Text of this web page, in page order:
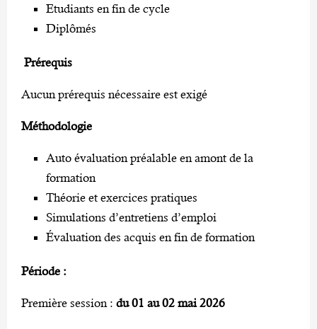
Etudiants en fin de cycle
Diplômés
Prérequis
Aucun prérequis nécessaire est exigé
Méthodologie
Auto évaluation préalable en amont de la
formation
Théorie et exercices pratiques
Simulations d’entretiens d’emploi
Évaluation des acquis en fin de formation
Période :
Première session : du 01 au 02 mai 2026